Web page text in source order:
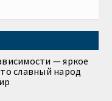
— яркое
славный народ